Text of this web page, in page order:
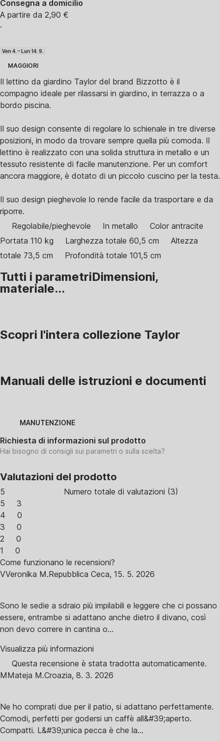
Consegna a domicilio
A partire da 2,90 €
·
Ven 4. – Lun 14. 9.
MAGGIORI
Il lettino da giardino Taylor del brand Bizzotto è il
compagno ideale per rilassarsi in giardino, in terrazza o a
bordo piscina.
Il suo design consente di regolare lo schienale in tre diverse
posizioni, in modo da trovare sempre quella più comoda. Il
lettino è realizzato con una solida struttura in metallo e un
tessuto resistente di facile manutenzione. Per un comfort
ancora maggiore, è dotato di un piccolo cuscino per la testa.
Il suo design pieghevole lo rende facile da trasportare e da
riporre.
Regolabile/pieghevole
In metallo
Color antracite
Portata 110 kg
Larghezza totale 60,5 cm
Altezza
totale 73,5 cm
Profondità totale 101,5 cm
Tutti i parametriDimensioni,
materiale...
Scopri l'intera collezione Taylor
Manuali delle istruzioni e documenti
MANUTENZIONE
Richiesta di informazioni sul prodotto
Hai bisogno di consigli sui parametri o sulla scelta?
Valutazioni del prodotto
5 Numero totale di valutazioni (3)
5
3
4
0
3
0
2
0
1
0
Come funzionano le recensioni?
VVeronika M.Repubblica Ceca, 15. 5. 2026
Sono le sedie a sdraio più impilabili e leggere che ci possano
essere, entrambe si adattano anche dietro il divano, così
non devo correre in cantina o...
Visualizza più informazioni
Questa recensione è stata tradotta automaticamente.
MMateja M.Croazia, 8. 3. 2026
Ne ho comprati due per il patio, si adattano perfettamente.
Comodi, perfetti per godersi un caffè all&#39;aperto.
Compatti. L&#39;unica pecca è che la...